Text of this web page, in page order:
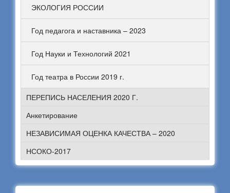
ЭКОЛОГИЯ РОССИИ
Год педагога и наставника – 2023
Год Науки и Технологий 2021
Год театра в России 2019 г.
ПЕРЕПИСЬ НАСЕЛЕНИЯ 2020 Г.
Анкетирование
НЕЗАВИСИМАЯ ОЦЕНКА КАЧЕСТВА – 2020
НСОКО-2017